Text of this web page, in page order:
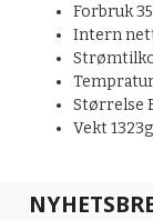
Forbruk
Intern
Størrelse
Vekt 1323g